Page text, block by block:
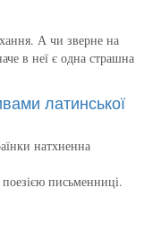
А чи зверне на
в неї є одна страшна
латинської
натхненна
письменниці.